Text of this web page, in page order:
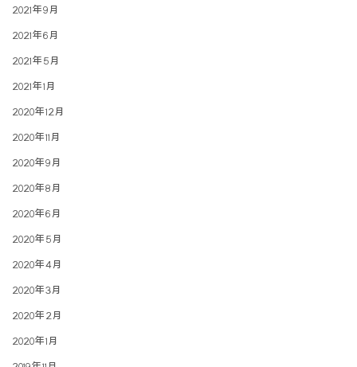
2021年9月
2021年6月
2021年5月
2021年1月
2020年12月
2020年11月
2020年9月
2020年8月
2020年6月
2020年5月
2020年4月
2020年3月
2020年2月
2020年1月